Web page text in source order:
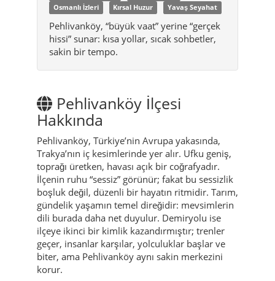
Osmanlı İzleri
Kırsal Huzur Yavaş Seyahat
Pehlivanköy, “büyük vaat” yerine “gerçek
hissi” sunar: kısa yollar, sıcak sohbetler,
sakin bir tempo.
Pehlivanköy İlçesi
Hakkında
Pehlivanköy, Türkiye’nin Avrupa yakasında,
Trakya’nın iç kesimlerinde yer alır. Ufku geniş,
toprağı üretken, havası açık bir coğrafyadır.
İlçenin ruhu “sessiz” görünür; fakat bu sessizlik
boşluk değil, düzenli bir hayatın ritmidir. Tarım,
gündelik yaşamın temel direğidir: mevsimlerin
dili burada daha net duyulur. Demiryolu ise
ilçeye ikinci bir kimlik kazandırmıştır; trenler
geçer, insanlar karşılar, yolculuklar başlar ve
biter, ama Pehlivanköy aynı sakin merkezini
korur.